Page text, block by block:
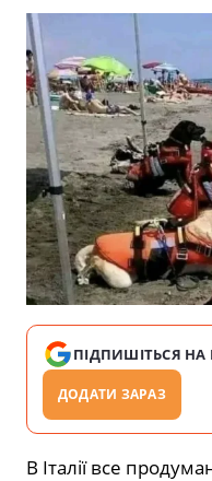
ПІДПИШІТЬСЯ НА
ДОДАТИ ЗАРАЗ
В Італії все